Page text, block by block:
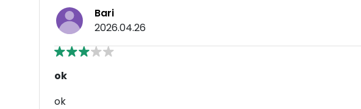
Bari
2026.04.26
ok
ok